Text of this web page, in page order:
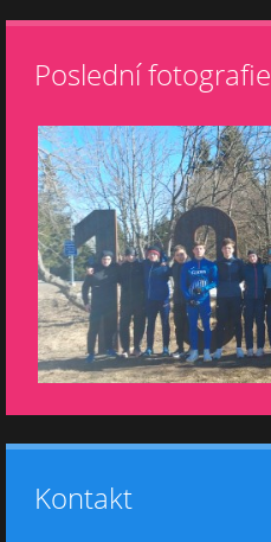
Poslední fotografie
Kontakt